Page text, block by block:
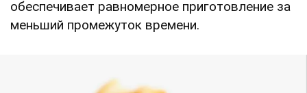
обеспечивает равномерное приготовление за
меньший промежуток времени.